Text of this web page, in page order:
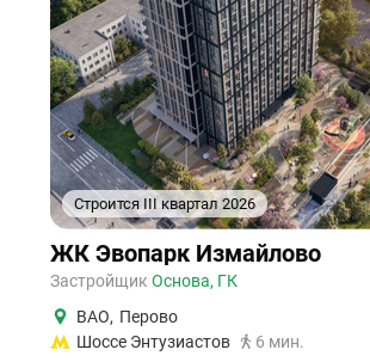
Строится III квартал 2026
ЖК Эвопарк Измайлово
Застройщик Основа, ГК
ВАО, Перово
Шоссе Энтузиастов
6 мин.